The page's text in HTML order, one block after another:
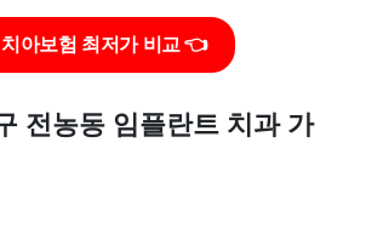
치아보험 최저가 비교 👈
전농동 임플란트 치과 가